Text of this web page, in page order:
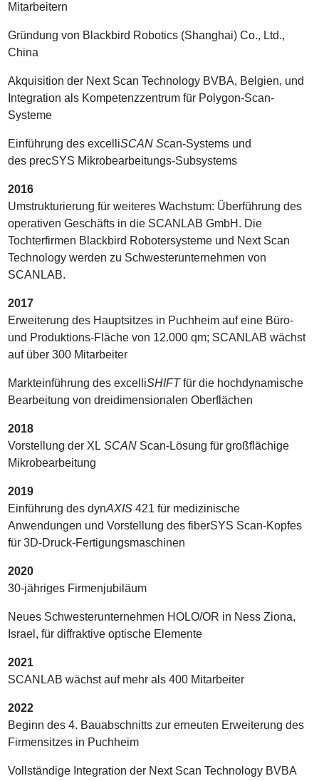
Mitarbeitern
Gründung von Blackbird Robotics (Shanghai) Co., Ltd.,
China
Akquisition der Next Scan Technology BVBA, Belgien, und
Integration als Kompetenzzentrum für Polygon-Scan-
Systeme
Einführung des excelliSCAN Scan-Systems und
des precSYS Mikrobearbeitungs-Subsystems
2016
Umstrukturierung für weiteres Wachstum: Überführung des
operativen Geschäfts in die SCANLAB GmbH. Die
Tochterfirmen Blackbird Robotersysteme und Next Scan
Technology werden zu Schwesterunternehmen von
SCANLAB.
2017
Erweiterung des Hauptsitzes in Puchheim auf eine Büro-
und Produktions-Fläche von 12.000 qm; SCANLAB wächst
auf über 300 Mitarbeiter
Markteinführung des excelliSHIFTfür die hochdynamische
Bearbeitung von dreidimensionalen Oberflächen
2018
Vorstellung der XLSCAN Scan-Lösung für großflächige
Mikrobearbeitung
2019
Einführung des dynAXIS 421 für medizinische
Anwendungen und Vorstellung des fiberSYS Scan-Kopfes
für 3D-Druck-Fertigungsmaschinen
2020
30-jähriges Firmenjubiläum
Neues Schwesterunternehmen HOLO/OR in Ness Ziona,
Israel, für diffraktive optische Elemente
2021
SCANLAB wächst auf mehr als 400 Mitarbeiter
2022
Beginn des 4. Bauabschnitts zur erneuten Erweiterung des
Firmensitzes in Puchheim
Vollständige Integration der Next Scan Technology BVBA